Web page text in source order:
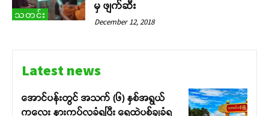
သတင်း
မှ ဖျက်ဆီး
December 12, 2018
Latest news
အောင်ပန်းတွင် အသက် (၆) နှစ်အရွယ်
ကလေး နားကပ်လုခံရပြီး ရေထဲပစ်ချခံရ